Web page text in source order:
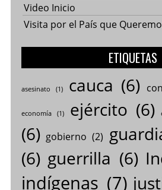
Video Inicio
Visita por el País que
ETIQUETAS
asesinato (1) cauca (6)
economía(1) ejército (6)
(6) gobierno (2)
(6) guerrilla (6)
indígenas (7)